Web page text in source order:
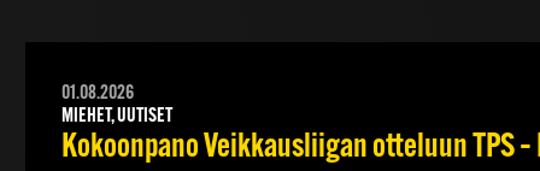
01.08.2026
MIEHET, UUTISET
Kokoonpano Veikkausliigan otteluun TPS